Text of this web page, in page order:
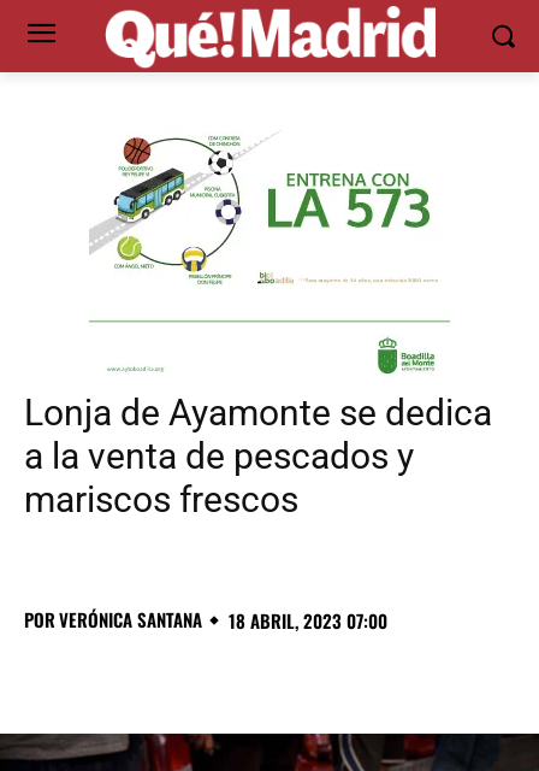
Lonja de Ayamonte se dedica
a la venta de pescados y
mariscos frescos
PORVERÓNICA SANTANA 18 ABRIL, 2023 07:00